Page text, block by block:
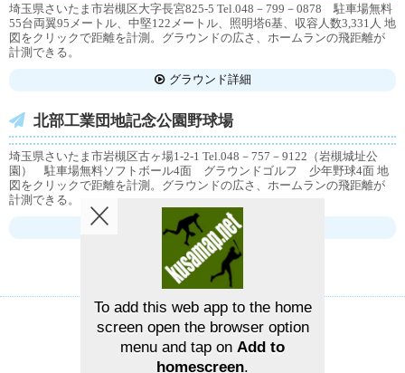
埼玉県さいたま市岩槻区大字長宮825-5 Tel.048－799－0878 駐車場無料
55台両翼95メートル、中堅122メートル、照明塔6基、収容人数3,331人 地
図をクリックで距離を計測。グラウンドの広さ、ホームランの飛距離が
計測できる。
グラウンド詳細
北部工業団地記念公園野球場
埼玉県さいたま市岩槻区古ヶ場1-2-1 Tel.048－757－9122（岩槻城址公
園） 駐車場無料ソフトボール4面 グラウンドゴルフ 少年野球4面 地
図をクリックで距離を計測。グラウンドの広さ、ホームランの飛距離が
計測できる。
グラウンド詳細
草野球グラウンドマップ お問い合せ
草野球グラウンドマップ
To add this web app to the home
screen open the browser option
menu and tap on Add to
homescreen.